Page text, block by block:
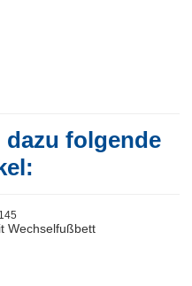
folgende
Wechselfußbett